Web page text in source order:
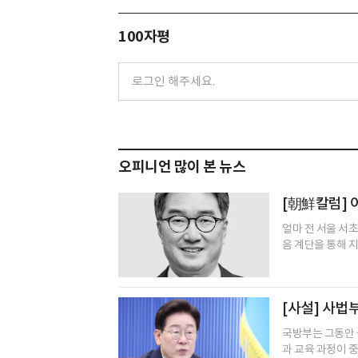
100자평
오피니언 많이 본 뉴스
[朝鮮칼럼]
얼마 전 서울 서
음 계단을 통해
[사설] 사법
국방부는 그동안
과 교육 과정이